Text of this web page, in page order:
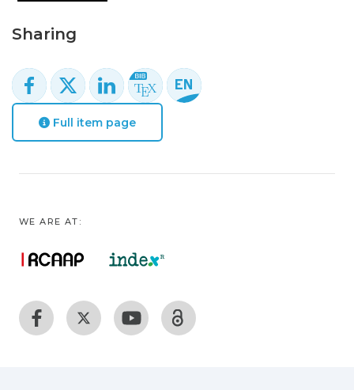
Sharing
Full item page
WE ARE AT: